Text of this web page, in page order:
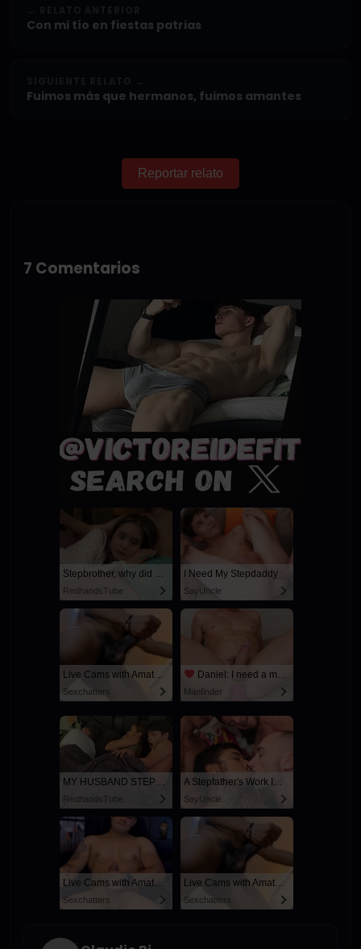
Con mi tío en fiestas patrias
Fuimos más que hermanos, fuimos amantes
Reportar relato
7 Comentarios
RedhandsTube
I Need My Stepdaddy
SayUncle
Sexchatters
Daniel: I need a man for a spicy night...
Manfinder
RedhandsTube SayUncle
Sexchatters Sexchatters